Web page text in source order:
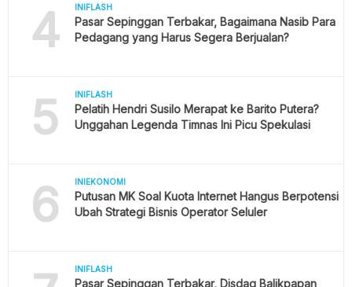
4 INIFLASH
Pasar Sepinggan Terbakar, Bagaimana Nasib Para
Pedagang yang Harus Segera Berjualan?
5 INIFLASH
Pelatih Hendri Susilo Merapat ke Barito Putera?
Unggahan Legenda Timnas Ini Picu Spekulasi
6 INIEKONOMI
Putusan MK Soal Kuota Internet Hangus Berpotensi
Ubah Strategi Bisnis Operator Seluler
INIFLASH
Pasar Sepinggan Terbakar, Disdag Balikpapan